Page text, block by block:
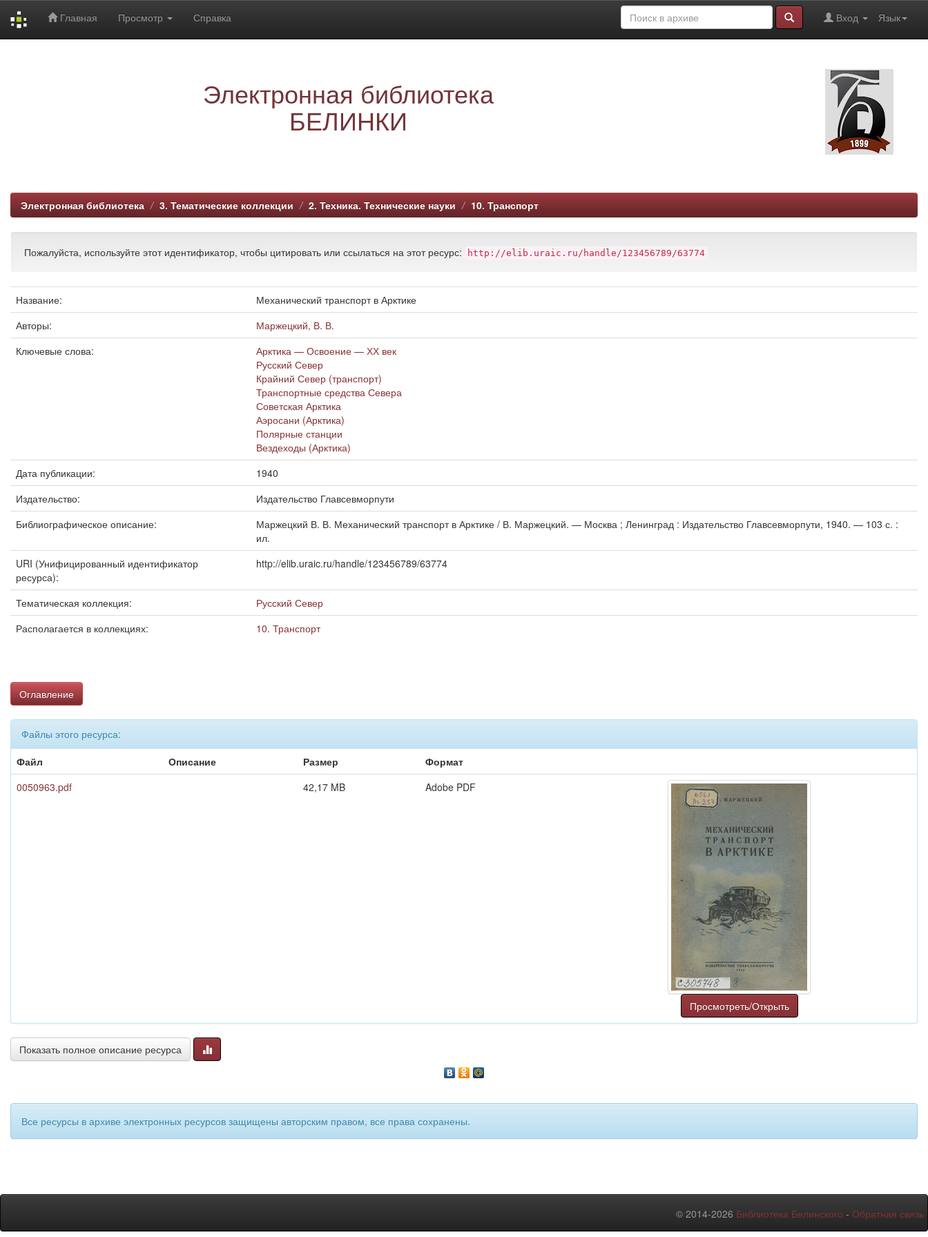
Главная Просмотр Справка Язык
Вход
Электронная библиотека
БЕЛИНКИ
Электронная библиотека 3. Тематические коллекции 2. Техника. Технические науки 10. Транспорт
Пожалуйста, используйте этот идентификатор, чтобы цитировать или ссылаться на этот ресурс: http://elib.uraic.ru/handle/123456789/63774
Название:
Механический транспорт в Арктике
Авторы:
Маржецкий, В. В.
Ключевые слова:
Арктика — Освоение — ХХ век
Русский Север
Крайний Север (транспорт)
Транспортные средства Севера
Советская Арктика
Аэросани (Арктика)
Полярные станции
Вездеходы (Арктика)
Дата публикации:
1940
Издательство:
Издательство Главсевморпути
Библиографическое описание:
Маржецкий В. В. Механический транспорт в Арктике / В. Маржецкий. — Москва ; Ленинград : Издательство Главсевморпути, 1940. — 103 с. :
ил.
URI (Унифицированный идентификатор
ресурса):
http://elib.uraic.ru/handle/123456789/63774
Тематическая коллекция:
Русский Север
Располагается в коллекциях:
10. Транспорт
Оглавление
Файлы этого ресурса:
Файл
Описание Размер
Формат
0050963.pdf
42,17 MB Adobe PDF
Просмотреть/Открыть
Показать полное описание ресурса
Все ресурсы в архиве электронных ресурсов защищены авторским правом, все права сохранены.
© 2014-2026 Библиотека Белинского - Обратная связь